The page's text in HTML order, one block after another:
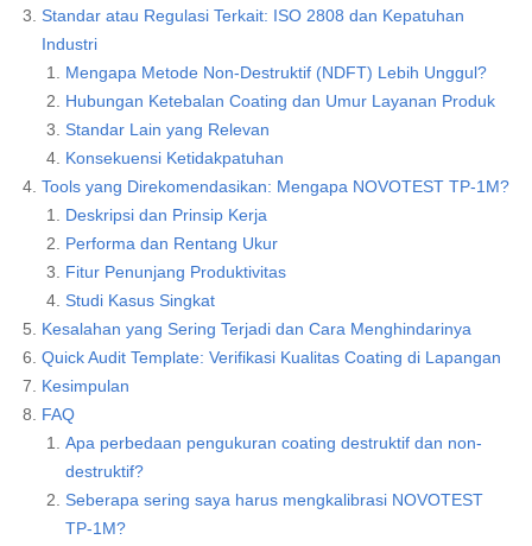
Standar atau Regulasi Terkait: ISO 2808 dan Kepatuhan
Industri
Mengapa Metode Non-Destruktif (NDFT) Lebih Unggul?
Hubungan Ketebalan Coating dan Umur Layanan Produk
Standar Lain yang Relevan
Konsekuensi Ketidakpatuhan
Tools yang Direkomendasikan: Mengapa NOVOTEST TP-1M?
Deskripsi dan Prinsip Kerja
Performa dan Rentang Ukur
Fitur Penunjang Produktivitas
Studi Kasus Singkat
Kesalahan yang Sering Terjadi dan Cara Menghindarinya
Quick Audit Template: Verifikasi Kualitas Coating di Lapangan
Kesimpulan
FAQ
Apa perbedaan pengukuran coating destruktif dan non-
destruktif?
Seberapa sering saya harus mengkalibrasi NOVOTEST
TP-1M?